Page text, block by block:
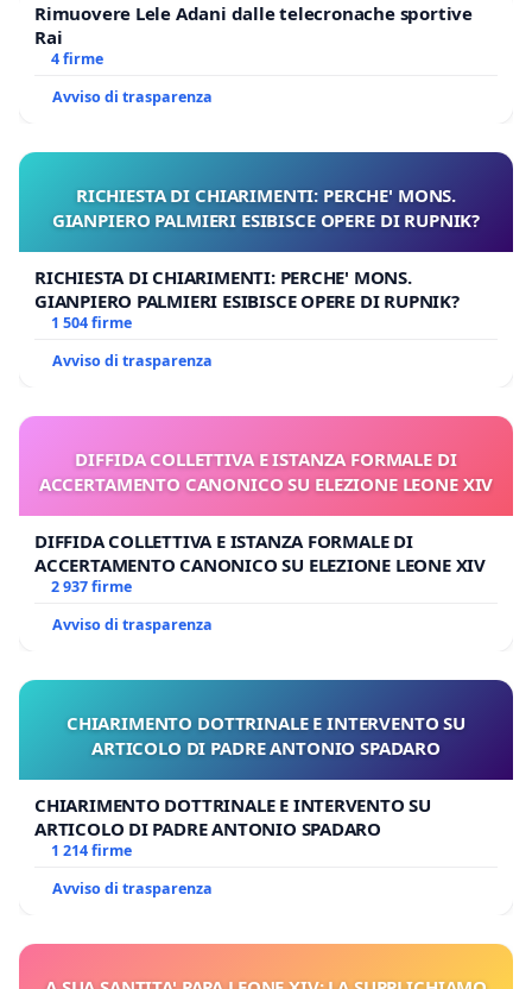
Rimuovere Lele Adani dalle telecronache sportive
Rai
4 firme
Avviso di trasparenza
RICHIESTA DI CHIARIMENTI: PERCHE' MONS.
GIANPIERO PALMIERI ESIBISCE OPERE DI RUPNIK?
RICHIESTA DI CHIARIMENTI: PERCHE' MONS.
GIANPIERO PALMIERI ESIBISCE OPERE DI RUPNIK?
1 504 firme
Avviso di trasparenza
DIFFIDA COLLETTIVA E ISTANZA FORMALE DI
ACCERTAMENTO CANONICO SU ELEZIONE LEONE XIV
DIFFIDA COLLETTIVA E ISTANZA FORMALE DI
ACCERTAMENTO CANONICO SU ELEZIONE LEONE XIV
2 937 firme
Avviso di trasparenza
CHIARIMENTO DOTTRINALE E INTERVENTO SU
ARTICOLO DI PADRE ANTONIO SPADARO
CHIARIMENTO DOTTRINALE E INTERVENTO SU
ARTICOLO DI PADRE ANTONIO SPADARO
1 214 firme
Avviso di trasparenza